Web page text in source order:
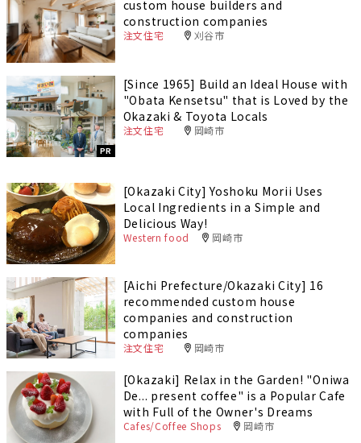
custom house builders and
construction companies
注文住宅 刈谷市
PR
[Since 1965] Build an Ideal House with
"Obata Kensetsu" that is Loved by the
Okazaki & Toyota Locals
注文住宅 岡崎市
[Okazaki City] Yoshoku Morii Uses
Local Ingredients in a Simple and
Delicious Way!
Western food 岡崎市
[Aichi Prefecture/Okazaki City] 16
recommended custom house
companies and construction
companies
注文住宅 岡崎市
[Okazaki] Relax in the Garden! "Oniwa
De... present coffee" is a Popular Cafe
with Full of the Owner's Dreams
Cafes/Coffee Shops 岡崎市